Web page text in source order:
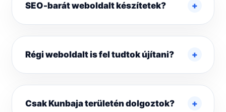
SEO-barát weboldalt készítetek?
Régi weboldalt is fel tudtok újítani?
Csak Kunbaja területén dolgoztok?